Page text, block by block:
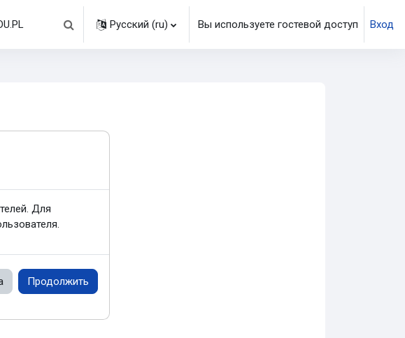
Изменить данные поисковой строки
Русский ‎(ru)‎ Вы используете гостевой доступ Вход
Для
Продолжить